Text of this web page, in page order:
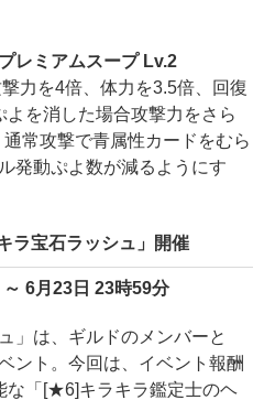
レミアムスープ Lv.2
力を4倍、体力を3.5倍、回復
を消した場合攻撃力をさら
常攻撃で青属性カードをむら
発動ぷよ数が減るようにす
ラ宝石ラッシュ」開催
6月23日 23時59分
」は、ギルドのメンバーと
ント。今回は、イベント報酬
な「[★6]キラキラ鑑定士のヘ